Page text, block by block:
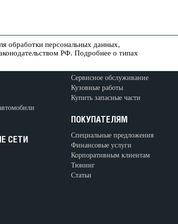
обработки персональных данных,
РФ. Подробнее о типах
РЯД
СЕТИ
Сервисное обслуживание
Кузовные работы
Купить запасные части
ПОКУПАТЕЛЯМ
Специальные предложения
Финансовые услуги
Корпоративным клиентам
Тюнинг
Статьи